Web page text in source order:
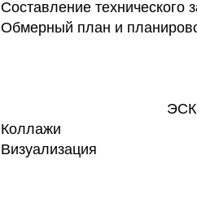
Составление технического
Обмерный план и
Коллажи
Визуализация